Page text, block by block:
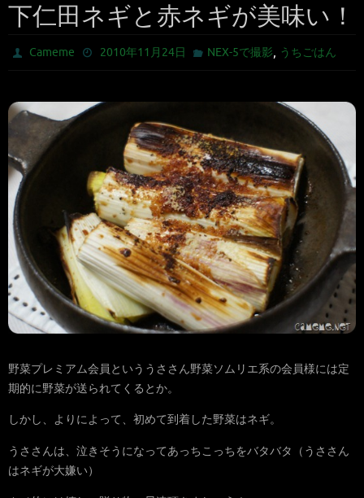
下仁田ネギと赤ネギが美味い！
Cameme 2010年11月24日 NEX-5で撮影, うちごはん
野菜プレミアム会員といううささん野菜ソムリエ系の会員様には定
期的に野菜が送られてくるとか。
しかし、よりによって、初めて到着した野菜はネギ。
うささんは、泣きそうになってあっちこっちをバタバタ（うささん
はネギが大嫌い）